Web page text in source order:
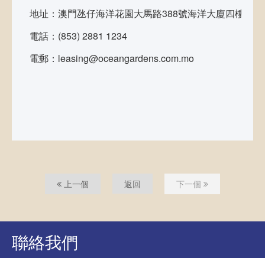
地址：澳門氹仔海洋花園大馬路388號海洋大廈四樓
電話：(853) 2881 1234
電郵：leasing@oceangardens.com.mo
上一個 返回 下一個
聯絡我們